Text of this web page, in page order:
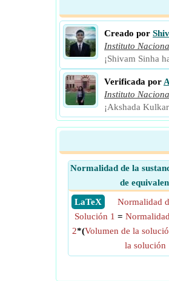
Creado por
Instituto
¡Shivam Sinha
Verificada por
Instituto
¡Akshada
Normalidad de la
de
​ LaTeX
Normalidad
Solución 1 =
2*(Volumen de la
la solución